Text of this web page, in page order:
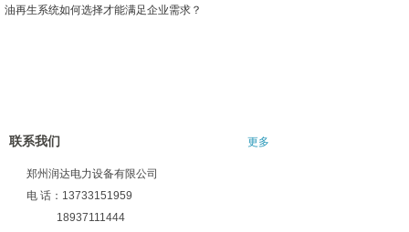
油再生系统如何选择才能满足企业需求？
联系我们 更多
郑州润达电力设备有限公司
电 话：13733151959
18937111444